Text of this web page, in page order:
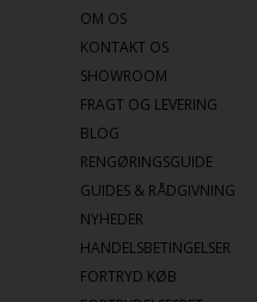
OM OS
KONTAKT OS
SHOWROOM
FRAGT OG LEVERING
BLOG
RENGØRINGSGUIDE
GUIDES & RÅDGIVNING
NYHEDER
HANDELSBETINGELSER
FORTRYD KØB